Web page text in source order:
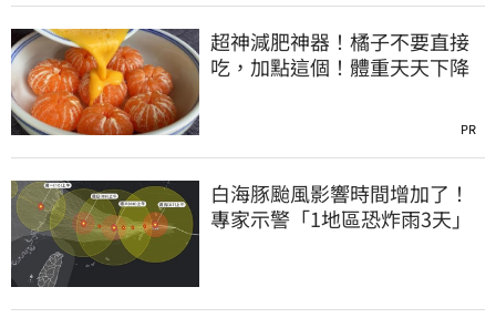
超神減肥神器！橘子不要直接
吃，加點這個！體重天天下降
PR
白海豚颱風影響時間增加了！
專家示警「1地區恐炸雨3天」